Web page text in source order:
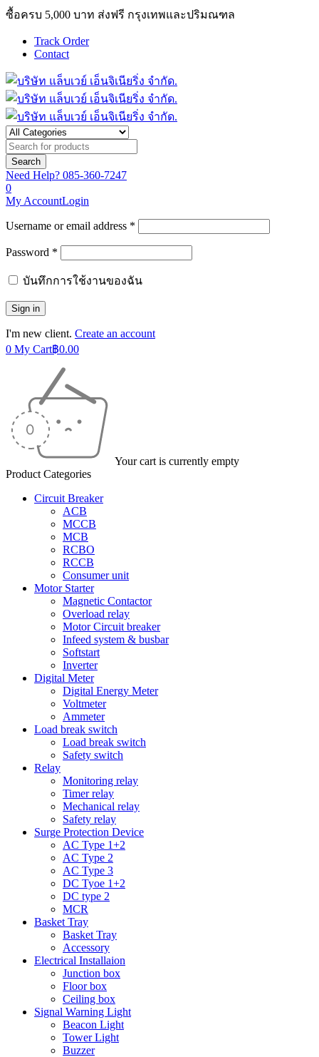
ซื้อครบ 5,000 บาท ส่งฟรี กรุงเทพและปริมณฑล
Track Order
Contact
Need Help? 085-360-7247
0
My AccountLogin
Username or email address *
Password *
บันทึกการใช้งานของฉัน
I'm new client. Create an account
0 My Cart฿0.00
Your cart is currently empty
Product Categories
Circuit Breaker
ACB
MCCB
MCB
RCBO
RCCB
Consumer unit
Motor Starter
Magnetic Contactor
Overload relay
Motor Circuit breaker
Infeed system & busbar
Softstart
Inverter
Digital Meter
Digital Energy Meter
Voltmeter
Ammeter
Load break switch
Load break switch
Safety switch
Relay
Monitoring relay
Timer relay
Mechanical relay
Safety relay
Surge Protection Device
AC Type 1+2
AC Type 2
AC Type 3
DC Tyoe 1+2
DC type 2
MCR
Basket Tray
Basket Tray
Accessory
Electrical Installaion
Junction box
Floor box
Ceiling box
Signal Warning Light
Beacon Light
Tower Light
Buzzer